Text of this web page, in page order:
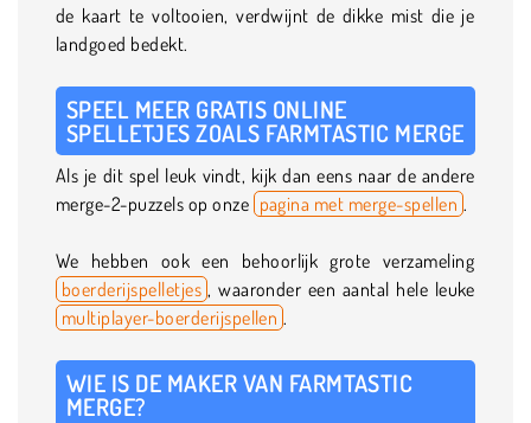
de kaart te voltooien, verdwijnt de dikke mist die je
landgoed bedekt.
SPEEL MEER GRATIS ONLINE
SPELLETJES ZOALS FARMTASTIC MERGE
Als je dit spel leuk vindt, kijk dan eens naar de andere
merge-2-puzzels op onze pagina met merge-spellen .
We hebben ook een behoorlijk grote verzameling
boerderijspelletjes , waaronder een aantal hele leuke
multiplayer-boerderijspellen .
WIE IS DE MAKER VAN FARMTASTIC
MERGE?